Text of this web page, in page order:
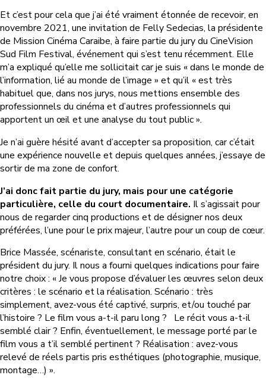
Et c’est pour cela que j’ai été vraiment étonnée de recevoir, en
novembre 2021, une invitation de Felly Sedecias, la présidente
de Mission Cinéma Caraibe, à faire partie du jury du CineVision
Sud Film Festival, événement qui s’est tenu récemment. Elle
m’a expliqué qu’elle me sollicitait car je suis « dans le monde de
l’information, lié au monde de l’image » et qu’il « est très
habituel que, dans nos jurys, nous mettions ensemble des
professionnels du cinéma et d’autres professionnels qui
apportent un œil et une analyse du tout public ».
Je n’ai guère hésité avant d’accepter sa proposition, car c’était
une expérience nouvelle et depuis quelques années, j’essaye de
sortir de ma zone de confort.
J’ai donc fait partie du jury, mais pour une catégorie
particulière, celle du court documentaire. Il s’agissait pour
nous de regarder cinq productions et de désigner nos deux
préférées, l’une pour le prix majeur, l’autre pour un coup de cœur.
Brice Massée, scénariste, consultant en scénario, était le
président du jury. Il nous a fourni quelques indications pour faire
notre choix : « Je vous propose d’évaluer les œuvres selon deux
critères : le scénario et la réalisation. Scénario : très
simplement, avez-vous été captivé, surpris, et/ou touché par
l’histoire ? Le film vous a-t-il paru long ? Le récit vous a-t-il
semblé clair ? Enfin, éventuellement, le message porté par le
film vous a t’il semblé pertinent ? Réalisation : avez-vous
relevé de réels partis pris esthétiques (photographie, musique,
montage…) ».